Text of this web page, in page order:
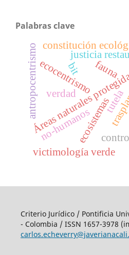
Palabras clave
Áreas naturales
ecocentrismo fauna
ecosistemas
justicia
constitución
no-humanos
victimología verde
antropocentrismo bit
tutela
verdad
Criterio Jurídico / Pontificia
- Colombia / ISSN 1657-3978